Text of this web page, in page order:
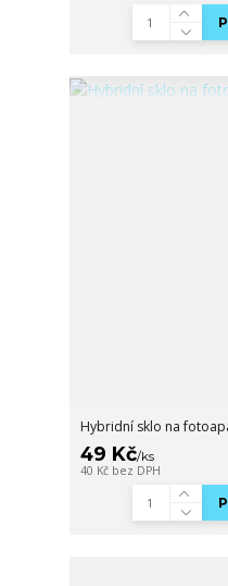
Hybridní sklo na
49 Kč/ks
40 Kč bez DPH